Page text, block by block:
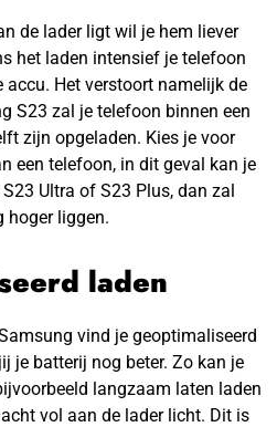
de lader ligt wil je hem liever
het laden intensief je telefoon
accu. Het verstoort namelijk de
S23 zal je telefoon binnen een
zijn opgeladen. Kies je voor
een telefoon, in dit geval kan je
Ultra of S23 Plus, dan zal
hoger liggen.
laden
vind je geoptimaliseerd
je batterij nog beter. Zo kan je
langzaam laten laden
vol aan de lader licht. Dit is